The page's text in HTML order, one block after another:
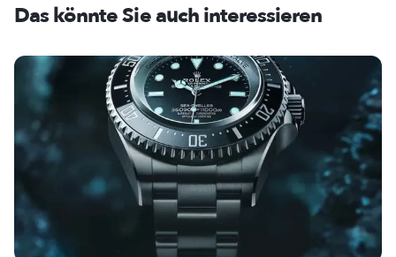
Das könnte Sie auch interessieren